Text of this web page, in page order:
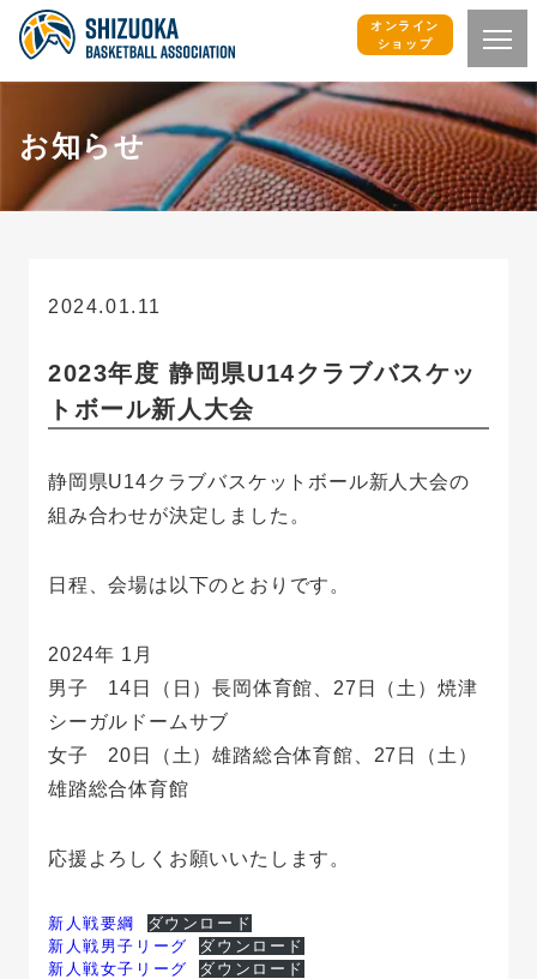
オンライン
ショップ
お知らせ
2024.01.11
2023年度 静岡県U14クラブバスケッ
トボール新人大会
静岡県U14クラブバスケットボール新人大会の
組み合わせが決定しました。
日程、会場は以下のとおりです。
2024年 1月
男子 14日（日）⾧岡体育館、27日（土）焼津
シーガルドームサブ
女子 20日（土）雄踏総合体育館、27日（土）
雄踏総合体育館
応援よろしくお願いいたします。
新人戦要綱
ダウンロード
新人戦男子リーグ
ダウンロード
新人戦女子リーグ
ダウンロード